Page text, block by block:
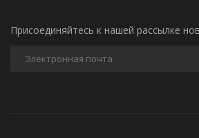
Присоединяйтесь к нашей рассылке